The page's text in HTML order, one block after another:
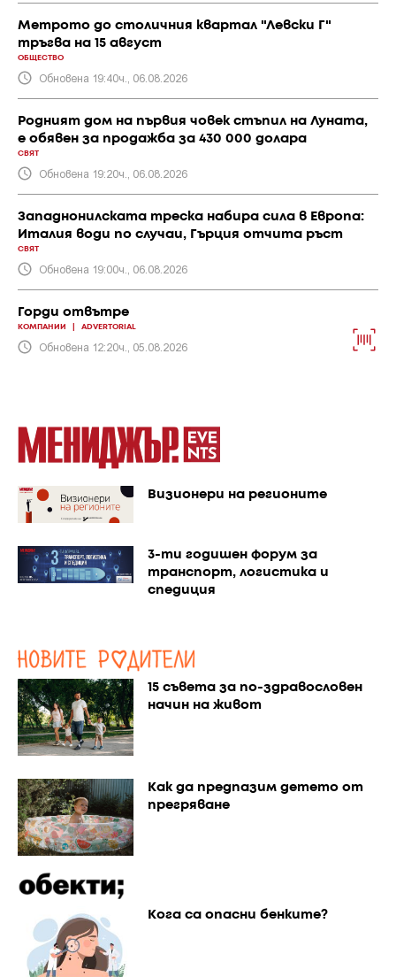
Метрото до столичния квартал "Левски Г"
тръгва на 15 август
ОБЩЕСТВО
Обновена 19:40ч., 06.08.2026
Родният дом на първия човек стъпил на Луната,
е обявен за продажба за 430 000 долара
СВЯТ
Обновена 19:20ч., 06.08.2026
Западнонилската треска набира сила в Европа:
Италия води по случаи, Гърция отчита ръст
СВЯТ
Обновена 19:00ч., 06.08.2026
Горди отвътре
КОМПАНИИ ADVERTORIAL
Обновена 12:20ч., 05.08.2026
Визионери на регионите
3-ти годишен форум за
транспорт, логистика и
спедиция
15 съвета за по-здравословен
начин на живот
Как да предпазим детето от
прегряване
Кога са опасни бенките?